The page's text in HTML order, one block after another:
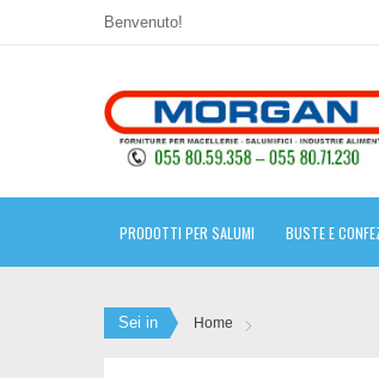
Benvenuto!
PRODOTTI PER SALUMI BUSTE E
Sei in Home